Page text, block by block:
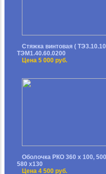
Стяжка винтовая (
ТЭМ1.40.60.0200
Цена 5 000 руб.
Оболочка РКО 360 х 100,
580 х130
Цена 4 500 руб.